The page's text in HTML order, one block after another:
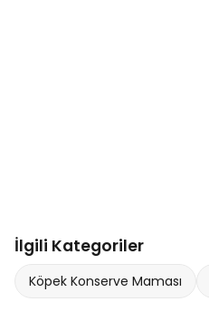
İlgili Kategoriler
Köpek Konserve Maması